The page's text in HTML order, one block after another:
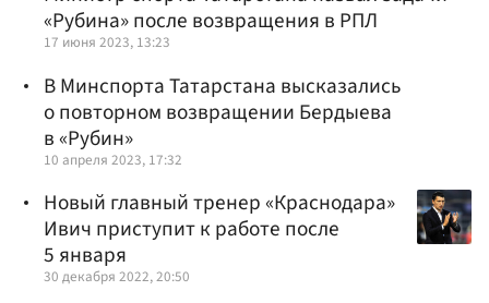
«Рубина» после возвращения в РПЛ
17 июня 2023, 13:23
В Минспорта Татарстана высказались
о повторном возвращении Бердыева
в «Рубин»
10 апреля 2023, 17:32
Новый главный тренер «Краснодара»
Ивич приступит к работе после
5 января
30 декабря 2022, 20:50